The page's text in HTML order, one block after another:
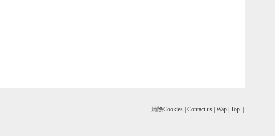
清除Cookies| Contact us| Wap| Top|